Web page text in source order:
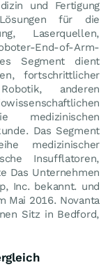
und Fertigung
für die
Laserquellen,
End-of-Arm-
Segment dient
fortschrittlicher
anderen
medizinischen
Das Segment
medizinischer
Insufflatoren,
Das Unternehmen
Inc. bekannt. und
Mai 2016. Novanta
Sitz in Bedford,